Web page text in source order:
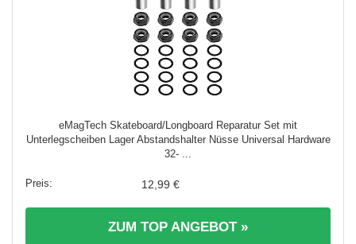
eMagTech Skateboard/Longboard Reparatur Set mit
Unterlegscheiben Lager Abstandshalter Nüsse Universal Hardware
32- ...
12,99 €
ZUM TOP ANGEBOT »